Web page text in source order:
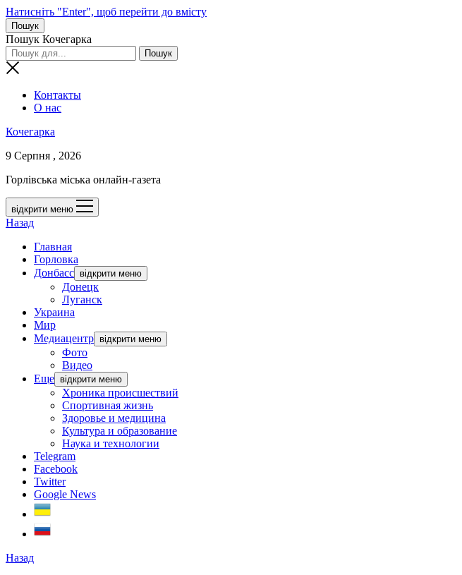
Натисніть "Enter", щоб перейти до вмісту
Пошук
Пошук Кочегарка
Контакты
О нас
Кочегарка
9 Серпня , 2026
Горлівська міська онлайн-газета
відкрити меню
Назад
Главная
Горловка
Донбасс відкрити меню
Донецк
Луганск
Украина
Мир
Медиацентр відкрити меню
Фото
Видео
Еще відкрити меню
Хроника происшествий
Спортивная жизнь
Здоровье и медицина
Культура и образование
Наука и технологии
Telegram
Facebook
Twitter
Google News
Назад